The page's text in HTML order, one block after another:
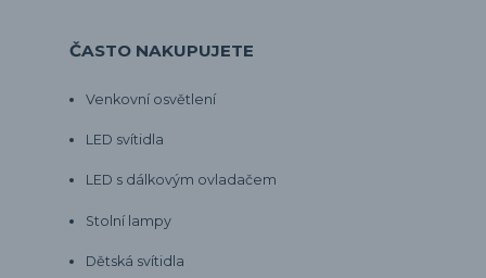
ČASTO NAKUPUJETE
Venkovní osvětlení
LED svítidla
LED s dálkovým ovladačem
Stolní lampy
Dětská svítidla